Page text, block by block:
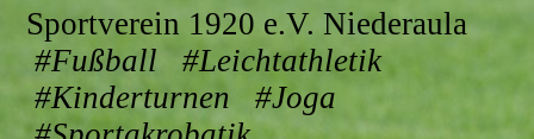
Sportverein 1920 e.V. Niederaula
#Fußball #Leichtathletik
#Kinderturnen #Joga